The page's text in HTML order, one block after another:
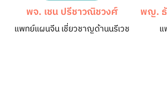
พจ. เชน ปรีชาวณิชวงศ์
แพทย์แผนจีน เชี่ยวชาญด้านนรีเวช
พญ.
แ